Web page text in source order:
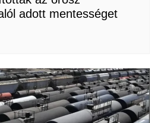
adott mentességet